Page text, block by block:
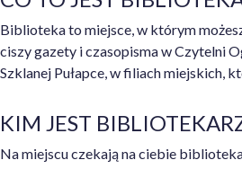
Biblioteka to miejsce, w którym
ciszy gazety i czasopisma w Czytelni
Szklanej Pułapce, w filiach miejskich,
KIM JEST
Na miejscu czekają na ciebie